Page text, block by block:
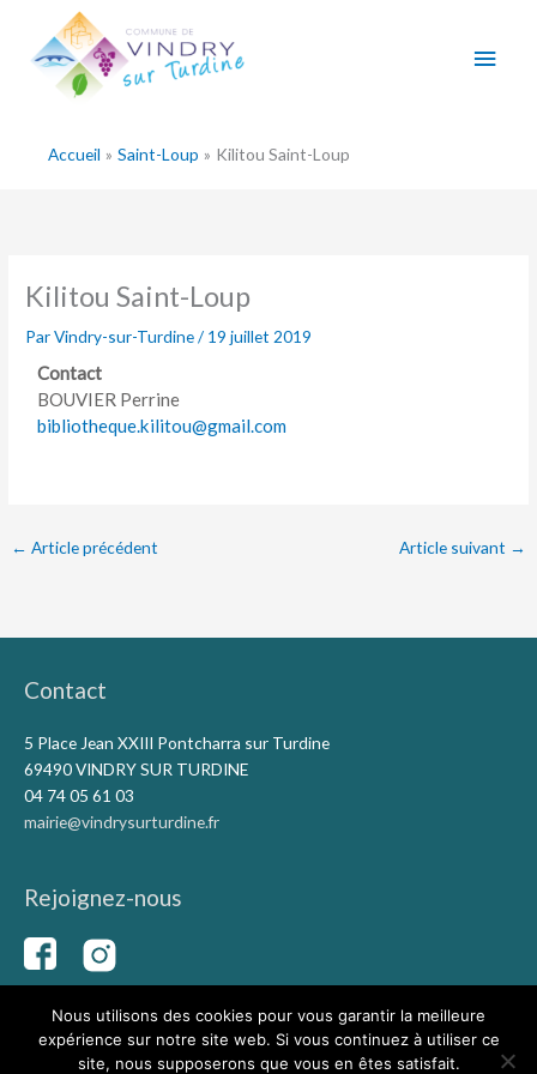
contenu
Accueil Saint-Loup Kilitou Saint-Loup
Kilitou Saint-Loup
ParVindry-sur-Turdine/ 19 juillet 2019
Contact
BOUVIER Perrine
bibliotheque.kilitou@gmail.com
← Article précédent Article suivant →
Contact
5 Place Jean XXIII Pontcharra sur Turdine
69490 VINDRY SUR TURDINE
04 74 05 61 03
mairie@vindrysurturdine.fr
Rejoignez-nous
Copyright © 2026Vindry-sur-Turdine |Mentions légales
Nous utilisons des cookies pour vous garantir la meilleure
expérience sur notre site web. Si vous continuez à utiliser ce
site, nous supposerons que vous en êtes satisfait.